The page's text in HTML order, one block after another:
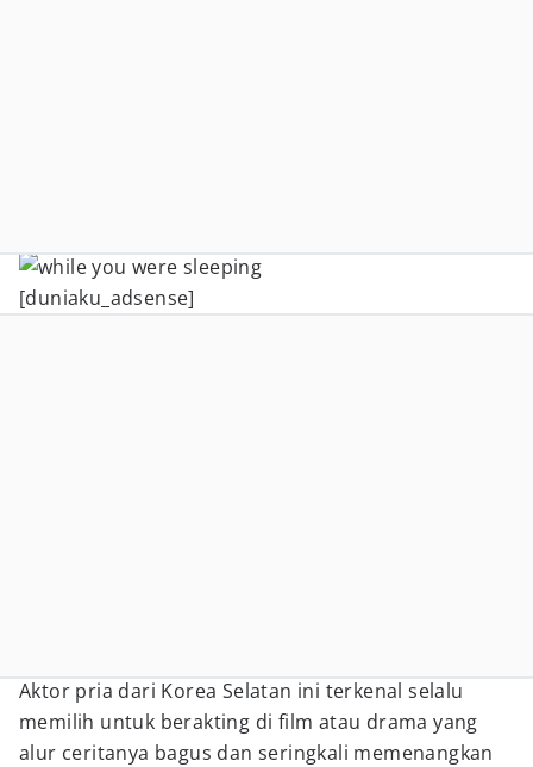
[duniaku_adsense]
Aktor pria dari Korea Selatan ini terkenal selalu
memilih untuk berakting di film atau drama yang
alur ceritanya bagus dan seringkali memenangkan